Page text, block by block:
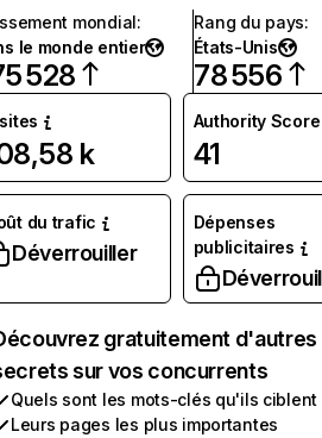
mondial:
le monde entier
528
Rang du pays:
États-Unis
78 556
k
Authority Score
41
du trafic
Déverrouiller
Dépenses
publicitaires
gratuitement d'autres
sur vos concurrents
Quels sont les mots-clés qu'ils ciblent
Leurs pages les plus importantes